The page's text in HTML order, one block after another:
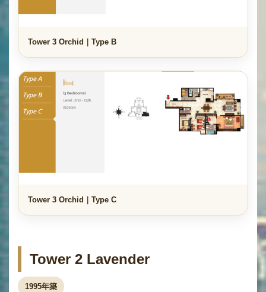
Tower 3 Orchid｜Type B
Tower 3 Orchid｜Type C
Tower 2 Lavender
1995年築